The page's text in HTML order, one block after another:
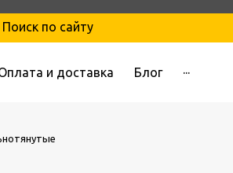
Поиск по сайту
и доставка Блог ···